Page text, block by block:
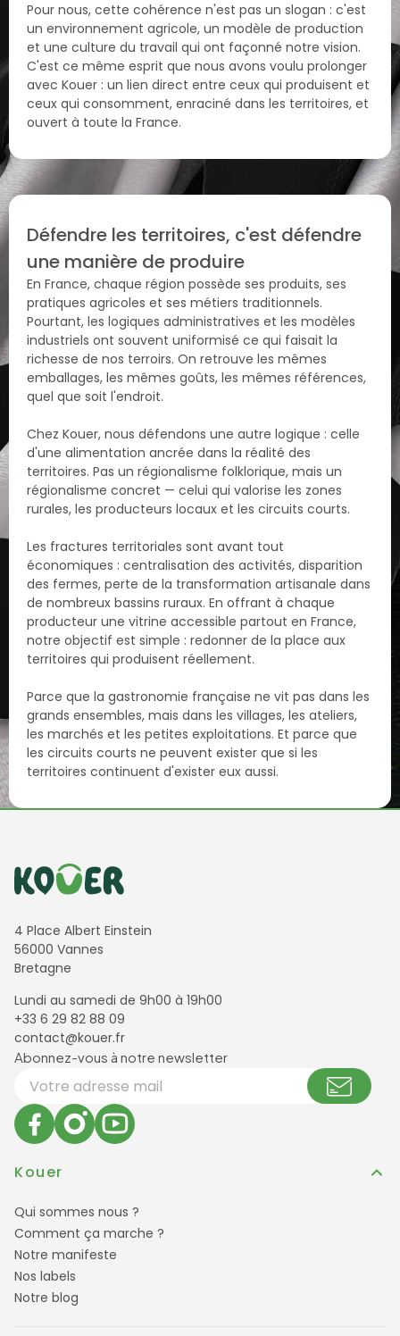
Pour nous, cette cohérence n'est pas un slogan : c'est
un environnement agricole, un modèle de production
et une culture du travail qui ont façonné notre vision.
C'est ce même esprit que nous avons voulu prolonger
avec Kouer : un lien direct entre ceux qui produisent et
ceux qui consomment, enraciné dans les territoires, et
ouvert à toute la France.
Défendre les territoires, c'est défendre
une manière de produire
En France, chaque région possède ses produits, ses
pratiques agricoles et ses métiers traditionnels.
Pourtant, les logiques administratives et les modèles
industriels ont souvent uniformisé ce qui faisait la
richesse de nos terroirs. On retrouve les mêmes
emballages, les mêmes goûts, les mêmes références,
quel que soit l'endroit.
Chez Kouer, nous défendons une autre logique : celle
d'une alimentation ancrée dans la réalité des
territoires. Pas un régionalisme folklorique, mais un
régionalisme concret — celui qui valorise les zones
rurales, les producteurs locaux et les circuits courts.
Les fractures territoriales sont avant tout
économiques : centralisation des activités, disparition
des fermes, perte de la transformation artisanale dans
de nombreux bassins ruraux. En offrant à chaque
producteur une vitrine accessible partout en France,
notre objectif est simple : redonner de la place aux
territoires qui produisent réellement.
Parce que la gastronomie française ne vit pas dans les
grands ensembles, mais dans les villages, les ateliers,
les marchés et les petites exploitations. Et parce que
les circuits courts ne peuvent exister que si les
territoires continuent d'exister eux aussi.
Informations de contact
4 Place Albert Einstein
56000 Vannes
Bretagne
Lundi au samedi de 9h00 à 19h00
+33 6 29 82 88 09
contact@kouer.fr
Newsletter et réseaux sociaux
Abonnez-vous à notre newsletter
Votre adresse email
Kouer
Qui sommes nous ?
Comment ça marche ?
Notre manifeste
Nos labels
Notre blog